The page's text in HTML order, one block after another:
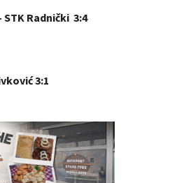
STK Radnički 3:4
- Igor Živković 3:1